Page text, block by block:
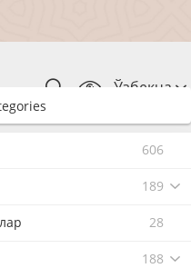
Ўзбекча
606
189
28
188